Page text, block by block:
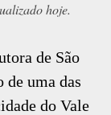
hoje.
de São
de uma das
do Vale